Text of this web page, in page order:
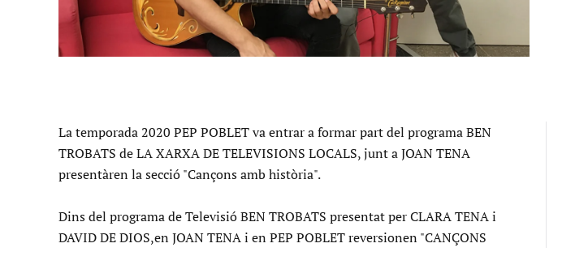
La temporada 2020 PEP POBLET va entrar a formar part del programa BEN
TROBATS de LA XARXA DE TELEVISIONS LOCALS, junt a JOAN TENA
presentàren la secció "Cançons amb història".
Dins del programa de Televisió BEN TROBATS presentat per CLARA TENA i
DAVID DE DIOS,en JOAN TENA i en PEP POBLET reversionen "CANÇONS